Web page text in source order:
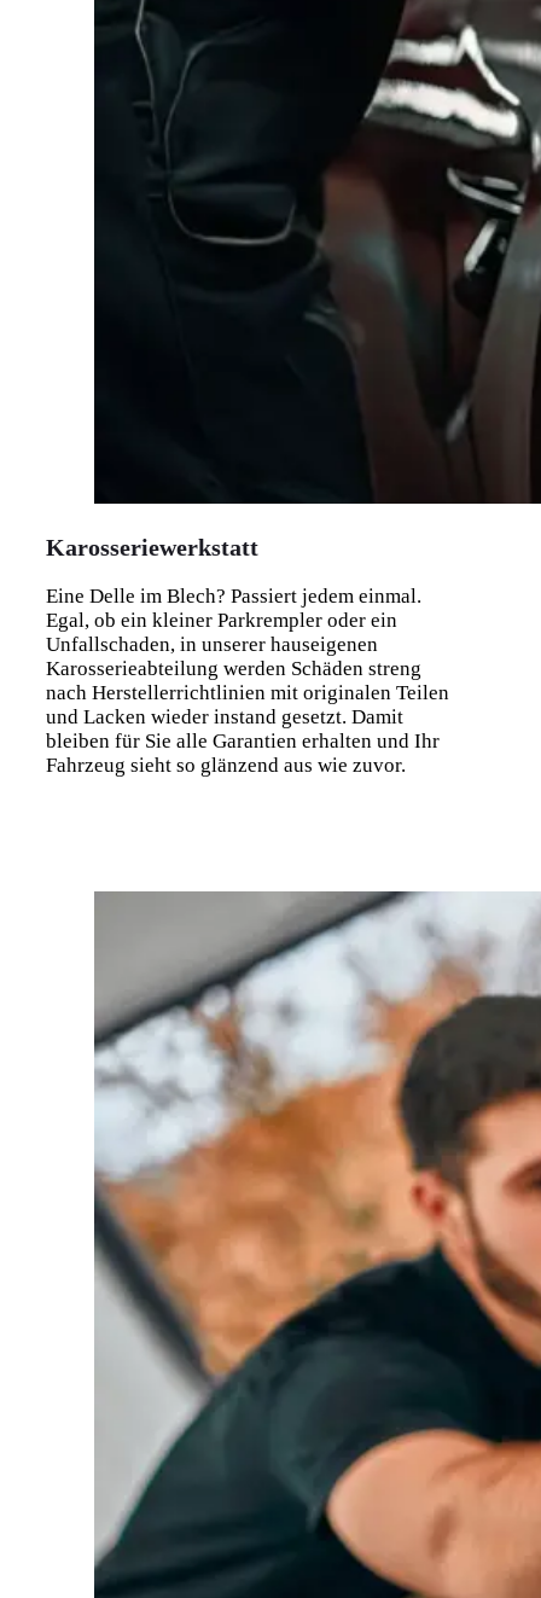
Karosseriewerkstatt
Eine Delle im Blech? Passiert jedem einmal.
Egal, ob ein kleiner Parkrempler oder ein
Unfallschaden, in unserer hauseigenen
Karosserieabteilung werden Schäden streng
nach Herstellerrichtlinien mit originalen Teilen
und Lacken wieder instand gesetzt. Damit
bleiben für Sie alle Garantien erhalten und Ihr
Fahrzeug sieht so glänzend aus wie zuvor.